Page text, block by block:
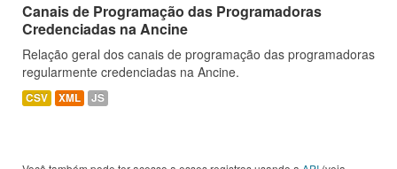
Canais de Programação das Programadoras
Credenciadas na Ancine
Relação geral dos canais de programação das programadoras
regularmente credenciadas na Ancine.
CSV XML JS